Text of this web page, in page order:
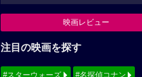
映画レビュー
注目の映画を探す
#スターウォーズ #名探偵コナン